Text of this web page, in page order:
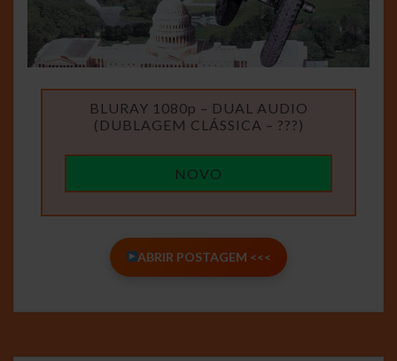
BLURAY 1080p – DUAL AUDIO
(DUBLAGEM CLÁSSICA – ???)
NOVO
ABRIR POSTAGEM <<<